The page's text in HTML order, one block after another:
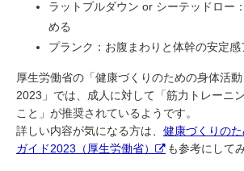
ラットプルダウン or シーテッドロー
める
プランク：お腹まわりと体幹の安定感
厚生労働省の「健康づくりのための身体活
2023」では、成人に対して「筋力トレーニ
こと」が推奨されているようです。
詳しい内容が気になる方は、 健康づくりの
ガイド2023（厚生労働省）
も参考にして